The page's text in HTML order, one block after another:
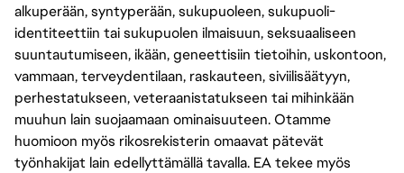
alkuperään, syntyperään, sukupuoleen, sukupuoli-
identiteettiin tai sukupuolen ilmaisuun, seksuaaliseen
suuntautumiseen, ikään, geneettisiin tietoihin, uskontoon,
vammaan, terveydentilaan, raskauteen, siviilisäätyyn,
perhestatukseen, veteraanistatukseen tai mihinkään
muuhun lain suojaamaan ominaisuuteen. Otamme
huomioon myös rikosrekisterin omaavat pätevät
työnhakijat lain edellyttämällä tavalla. EA tekee myös